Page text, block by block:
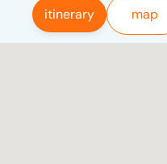
itinerary map